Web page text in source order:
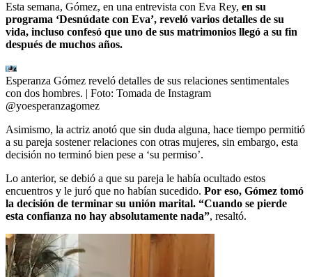
Esta semana, Gómez, en una entrevista con Eva Rey, en su
programa ‘Desnúdate con Eva’, reveló varios detalles de su
vida, incluso confesó que uno de sus matrimonios llegó a su fin
después de muchos años.
Esperanza Gómez reveló detalles de sus relaciones sentimentales
con dos hombres. | Foto: Tomada de Instagram
@yoesperanzagomez
Asimismo, la actriz anotó que sin duda alguna, hace tiempo permitió
a su pareja sostener relaciones con otras mujeres, sin embargo, esta
decisión no terminó bien pese a ‘su permiso’.
Lo anterior, se debió a que su pareja le había ocultado estos
encuentros y le juró que no habían sucedido. Por eso, Gómez tomó
la decisión de terminar su unión marital. “Cuando se pierde
esta confianza no hay absolutamente nada”, resaltó.